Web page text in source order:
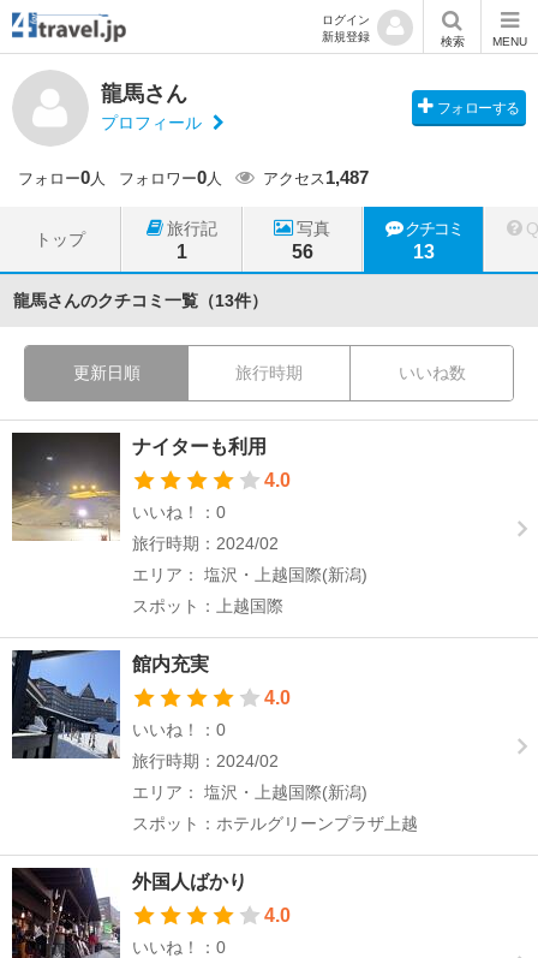
ログイン
新規登録
検索 MENU
龍馬さん
プロフィール
フォローする
フォロー0人 フォロワー0人 アクセス1,487
トップ
旅行記
1
写真
56
クチコミ
13
龍馬さんのクチコミ一覧（13件）
更新日順 旅行時期 いいね数
ナイターも利用
4.0
いいね！：0
旅行時期：2024/02
エリア： 塩沢・上越国際(新潟)
スポット：上越国際
館内充実
4.0
いいね！：0
旅行時期：2024/02
エリア： 塩沢・上越国際(新潟)
スポット：ホテルグリーンプラザ上越
外国人ばかり
4.0
いいね！：0